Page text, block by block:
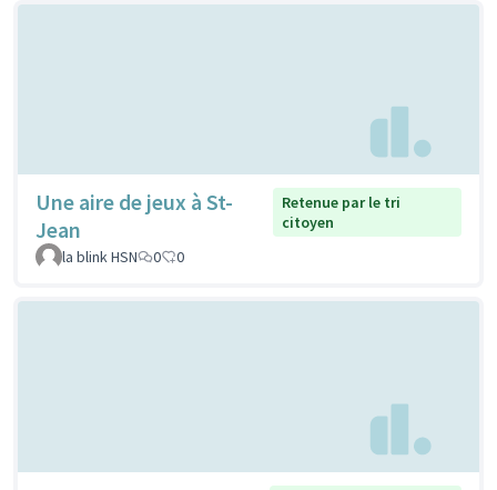
Une aire de jeux à St-
Jean
Retenue par le tri
citoyen
la blink HSN
0 0